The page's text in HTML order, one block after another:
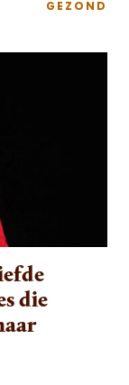
GEZOND
die